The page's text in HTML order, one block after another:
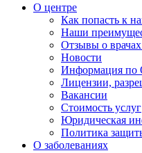
О центре
Как попасть к
Наши
Отзывы о
Новости
Информация
Лицензии,
Вакансии
Стоимость услуг
Юридическая
Политика
О заболеваниях